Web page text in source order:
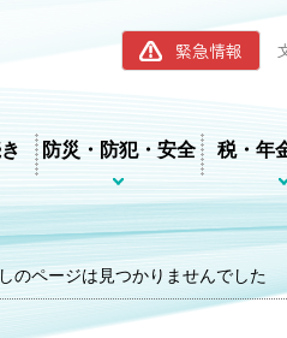
筑西市ホー
緊急情報
防災・防犯・安全 税・年
のページは見つかりませんでした